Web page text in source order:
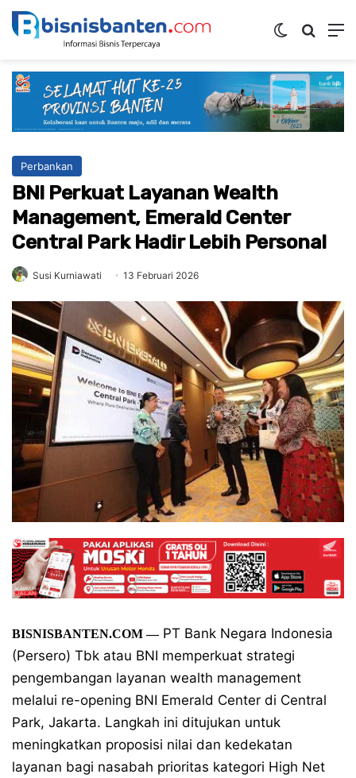
Switch skin
Perbankan
BNI Perkuat Layanan Wealth
Management, Emerald Center
Central Park Hadir Lebih Personal
Susi Kurniawati 13 Februari 2026
BISNISBANTEN.COM—PT Bank Negara Indonesia
(Persero) Tbk atau BNI memperkuat strategi
pengembangan layanan wealth management
melalui re-opening BNI Emerald Center di Central
Park, Jakarta. Langkah ini ditujukan untuk
meningkatkan proposisi nilai dan kedekatan
layanan bagi nasabah prioritas kategori High Net